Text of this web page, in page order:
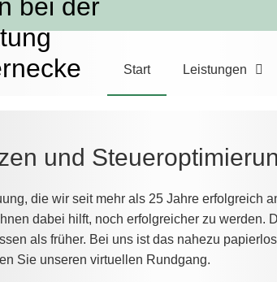
Start Leistungen
bei der
und
die wir seit mehr als 25 Jahre erfolgreich
dabei hilft, noch erfolgreicher zu werden.
als früher. Bei uns ist das nahezu
Sie unseren virtuellen Rundgang.